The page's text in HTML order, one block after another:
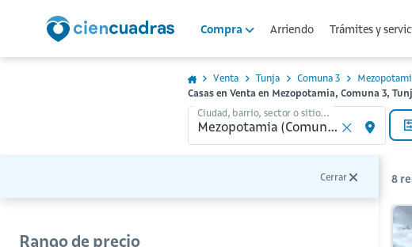
Compra Arriendo Trámites y
Venta Tunja Comuna 3
Casas en Venta en Mezopotamia, Comuna 3,
Ciudad, barrio, sector o sitio...
Cerrar
Rango de precio
8